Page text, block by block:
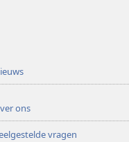
ons
vragen